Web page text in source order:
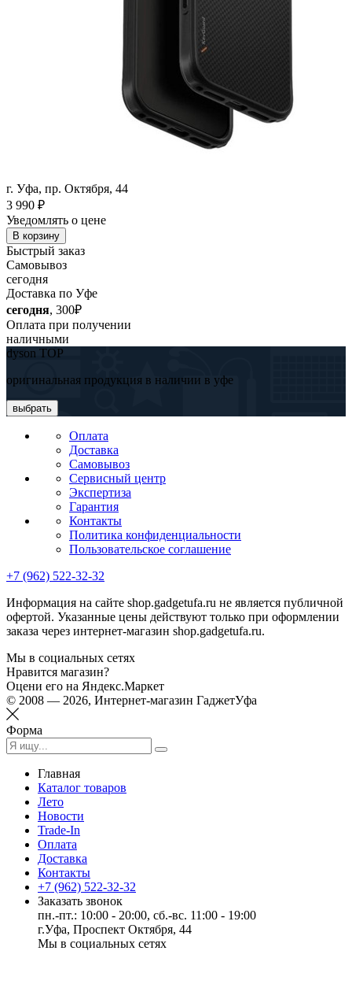
г. Уфа, пр. Октября, 44
3 990 ₽
Уведомлять о цене
В корзину
Быстрый заказ
Самовывоз
сегодня
Доставка по Уфе
сегодня, 300₽
Оплата при получении
наличными
dyson TOP
оригинальная продукция в наличии в уфе
выбрать
Оплата
Доставка
Самовывоз
Сервисный центр
Экспертиза
Гарантия
Контакты
Политика конфиденциальности
Пользовательское соглашение
+7 (962) 522-32-32
Информация на сайте shop.gadgetufa.ru не является публичной
офертой. Указанные цены действуют только при оформлении
заказа через интернет-магазин shop.gadgetufa.ru.
Мы в социальных сетях
Нравится магазин?
Оцени его на Яндекс.Маркет
© 2008 — 2026, Интернет-магазин ГаджетУфа
Форма
Главная
Каталог товаров
Лето
Новости
Trade-In
Оплата
Доставка
Контакты
+7 (962) 522-32-32
Заказать звонок
пн.-пт.: 10:00 - 20:00, сб.-вс. 11:00 - 19:00
г.Уфа, Проспект Октября, 44
Мы в социальных сетях